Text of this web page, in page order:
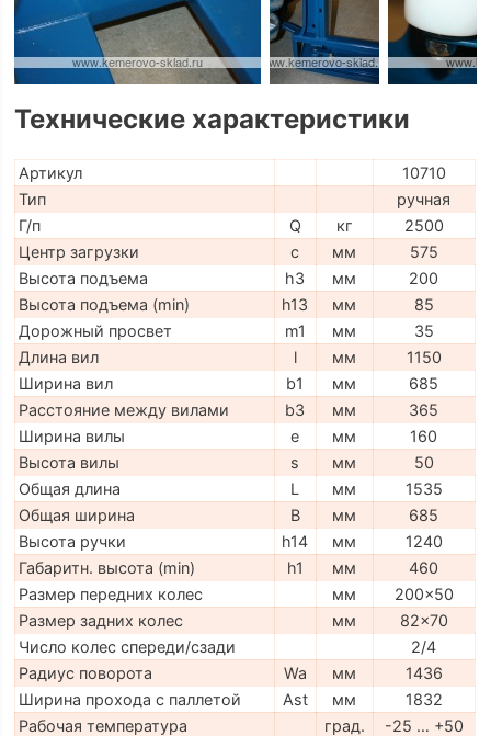
Технические характеристики
Артикул
10710
Тип
ручная
Г/п
Q кг
2500
Центр загрузки
c мм
575
Высота подъема
h3 мм
200
Высота подъема (min)
h13 мм
85
Дорожный просвет
m1 мм
35
Длина вил
l мм
1150
Ширина вил
b1 мм
685
Расстояние между вилами
b3 мм
365
Ширина вилы
e мм
160
Высота вилы
s мм
50
Общая длина
L мм
1535
Общая ширина
B мм
685
Высота ручки
h14 мм
1240
Габаритн. высота (min)
h1 мм
460
Размер передних колес
мм
200x50
Размер задних колес
мм
82x70
Число колес спереди/сзади
2/4
Радиус поворота
Wa мм
1436
Ширина прохода с паллетой
Ast мм
1832
Рабочая температура
град.
-25 … +50